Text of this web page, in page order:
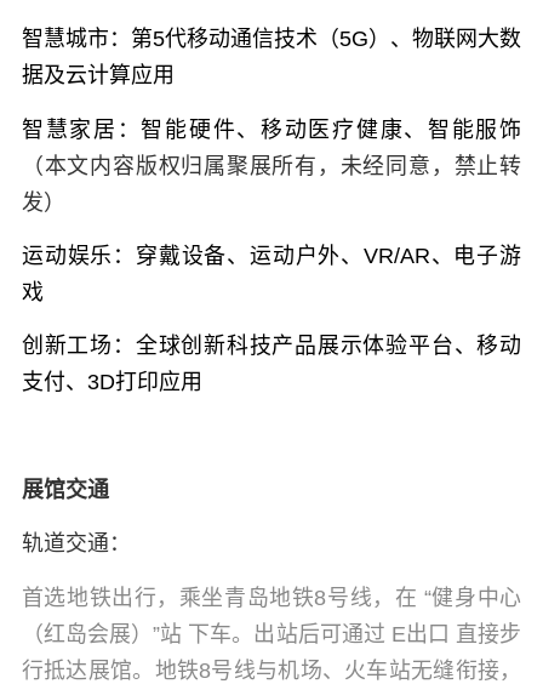
智慧城市： 第5代移动通信技术（5G）、物联网大数
据及云计算应用
智慧家居：智能硬件、移动医疗健康、智能服饰
（本文内容版权归属聚展所有，未经同意，禁止转
发）
运动娱乐： 穿戴设备、运动户外、VR/AR、电子游
戏
创新工场： 全球创新科技产品展示体验平台、移动
支付、3D打印应用
展馆交通
轨道交通：
首选地铁出行，乘坐青岛地铁8号线，在 “健身中心
（红岛会展）”站 下车。出站后可通过 E出口 直接步
行抵达展馆。地铁8号线与机场、火车站无缝衔接，